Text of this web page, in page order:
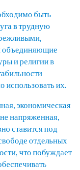
быть
в трудную
объединяющие
и религии в
использовать их.
экономическая
напряженная,
ставится под
отдельных
что побуждает